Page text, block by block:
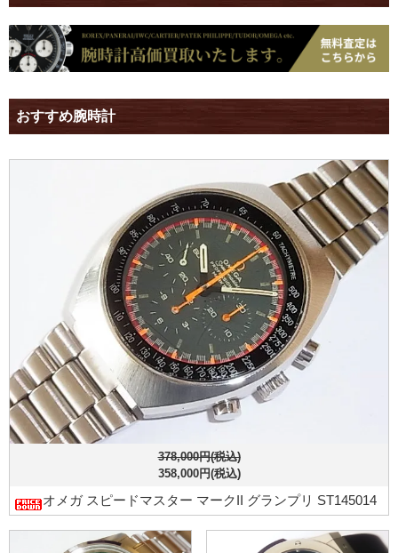
おすすめ腕時計
378,000円(税込)
358,000円(税込)
オメガ スピードマスター マークII グランプリ ST145014